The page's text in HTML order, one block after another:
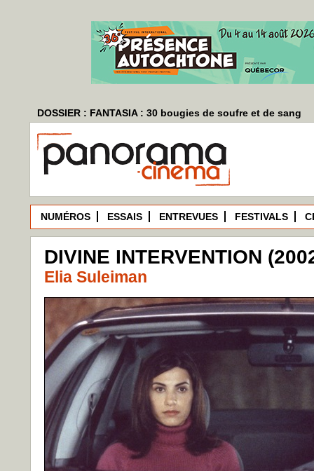
DOSSIER : FANTASIA : 30 bougies de soufre et de sang
NUMÉROS ESSAIS ENTREVUES FESTIVALS
DIVINE INTERVENTION
Elia Suleiman